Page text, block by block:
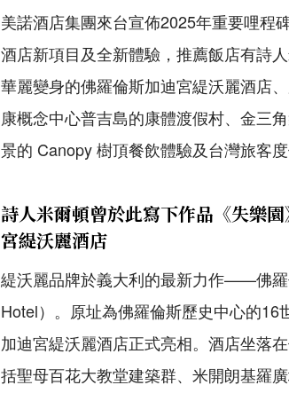
美諾酒店集團來台宣佈2025年重要哩程
酒店新項目及全新體驗，推薦飯店有詩
華麗變身的佛羅倫斯加迪宮緹沃麗酒店
康概念中心普吉島的康體渡假村、金三
景的 Canopy 樹頂餐飲體驗及台灣旅客
詩人米爾頓曾於此寫下作品《失樂
宮緹沃麗酒店
緹沃麗品牌於義大利的最新力作——佛
Hotel）。原址為佛羅倫斯歷史中心的
加迪宮緹沃麗酒店正式亮相。酒店坐落
括聖母百花大教堂建築群、米開朗基羅